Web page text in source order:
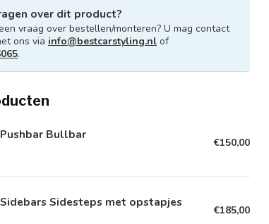
over dit product?
vraag over bestellen/monteren? U mag contact
ons via info@bestcarstyling.nl of
.
Bullbar
€150,00
Sidesteps met opstapjes
€185,00